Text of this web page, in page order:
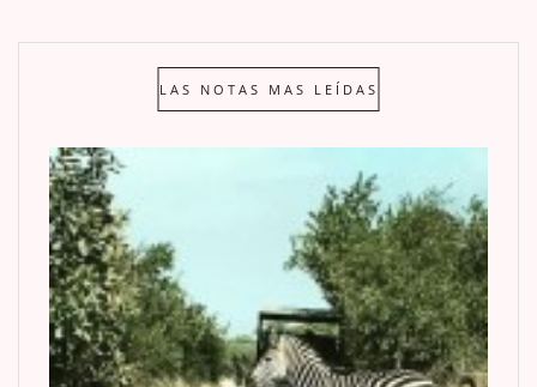
LAS NOTAS MAS LEÍDAS